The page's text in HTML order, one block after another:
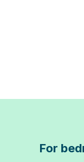
For